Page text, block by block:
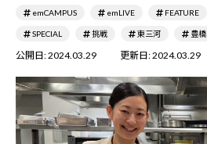
emCAMPUS emLIVE FEATURE
SPECIAL 挑戦 東三河 豊橋
公開日:2024.03.29 更新日:2024.03.29